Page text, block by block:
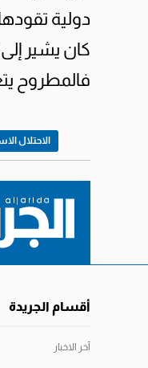
كان يشير
فالمطروح
الاحتلال
أقسام الجريدة
آخر الاخبار